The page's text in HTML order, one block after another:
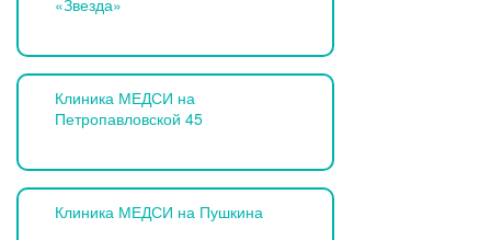
«Звезда»
Клиника МЕДСИ на
Петропавловской 45
Клиника МЕДСИ на Пушкина